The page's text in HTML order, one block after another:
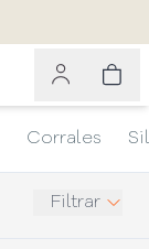
Corrales
Filtrar